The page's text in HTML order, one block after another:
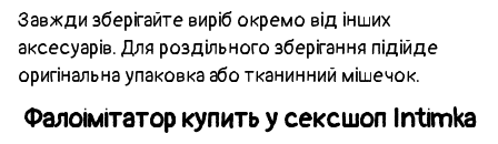
Завжди зберігайте виріб окремо від інших
аксесуарів. Для роздільного зберігання підійде
оригінальна упаковка або тканинний мішечок.
Фалоімітатор купить у сексшоп Intimka